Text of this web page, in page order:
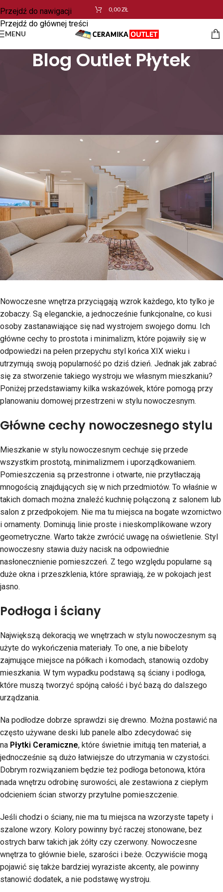
Przejdź do nawigacji
Przejdź do głównej treści
0,00ZŁ
MENU
Blog Outlet Płytek
Nowoczesne wnętrza przyciągają wzrok każdego, kto tylko je
zobaczy. Są eleganckie, a jednocześnie funkcjonalne, co kusi
osoby zastanawiające się nad wystrojem swojego domu. Ich
główne cechy to prostota i minimalizm, które pojawiły się w
odpowiedzi na pełen przepychu styl końca XIX wieku i
utrzymują swoją popularność po dziś dzień. Jednak jak zabrać
się za stworzenie takiego wystroju we własnym mieszkaniu?
Poniżej przedstawiamy kilka wskazówek, które pomogą przy
planowaniu domowej przestrzeni w stylu nowoczesnym.
Główne cechy nowoczesnego stylu
Mieszkanie w stylu nowoczesnym cechuje się przede
wszystkim prostotą, minimalizmem i uporządkowaniem.
Pomieszczenia są przestronne i otwarte, nie przytłaczają
mnogością znajdujących się w nich przedmiotów. To właśnie w
takich domach można znaleźć kuchnię połączoną z salonem lub
salon z przedpokojem. Nie ma tu miejsca na bogate wzornictwo
i ornamenty. Dominują linie proste i nieskomplikowane wzory
geometryczne. Warto także zwrócić uwagę na oświetlenie. Styl
nowoczesny stawia duży nacisk na odpowiednie
nasłonecznienie pomieszczeń. Z tego względu popularne są
duże okna i przeszklenia, które sprawiają, że w pokojach jest
jasno.
Podłoga i ściany
Największą dekoracją we wnętrzach w stylu nowoczesnym są
użyte do wykończenia materiały. To one, a nie bibeloty
zajmujące miejsce na półkach i komodach, stanowią ozdoby
mieszkania. W tym wypadku podstawą są ściany i podłoga,
które muszą tworzyć spójną całość i być bazą do dalszego
urządzania.
Na podłodze dobrze sprawdzi się drewno. Można postawić na
często używane deski lub panele albo zdecydować się
na Płytki Ceramiczne, które świetnie imitują ten materiał, a
jednocześnie są dużo łatwiejsze do utrzymania w czystości.
Dobrym rozwiązaniem będzie też podłoga betonowa, która
nada wnętrzu odrobinę surowości, ale zestawiona z ciepłym
odcieniem ścian stworzy przytulne pomieszczenie.
Jeśli chodzi o ściany, nie ma tu miejsca na wzorzyste tapety i
szalone wzory. Kolory powinny być raczej stonowane, bez
ostrych barw takich jak żółty czy czerwony. Nowoczesne
wnętrza to głównie biele, szarości i beże. Oczywiście mogą
pojawić się także bardziej wyraziste akcenty, ale powinny
stanowić dodatek, a nie podstawę wystroju.